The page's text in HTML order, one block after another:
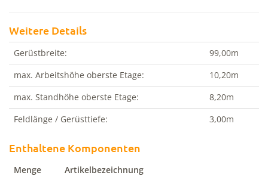
Weitere Details
Gerüstbreite:
99,00m
max. Arbeitshöhe oberste Etage:
10,20m
max. Standhöhe oberste Etage:
8,20m
Feldlänge / Gerüsttiefe:
3,00m
Enthaltene Komponenten
Menge
Artikelbezeichnung